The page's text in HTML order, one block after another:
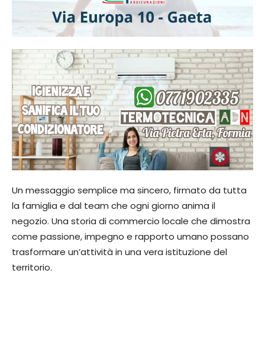
Un messaggio semplice ma sincero, firmato da tutta
la famiglia e dal team che ogni giorno anima il
negozio. Una storia di commercio locale che dimostra
come passione, impegno e rapporto umano possano
trasformare un’attività in una vera istituzione del
territorio.